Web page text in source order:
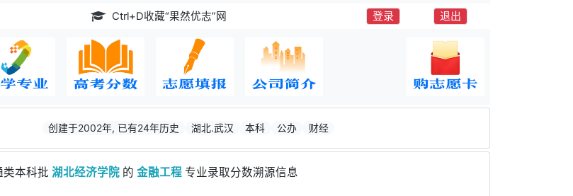
Ctrl+D收藏“果然优志”网 登录 退出
创建于2002年, 已有24年历史 湖北.武汉 本科 公办 财经
本科批 湖北经济学院 的 金融工程 专业录取分数溯源信息